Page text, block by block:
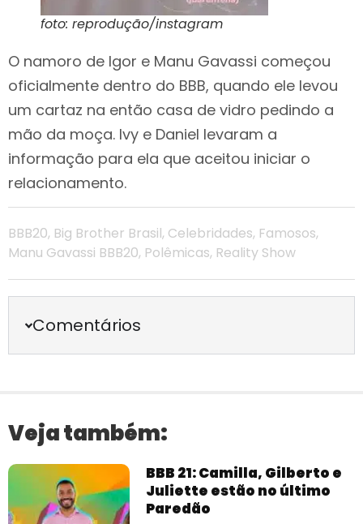
foto: reprodução/instagram
O namoro de Igor e Manu Gavassi começou
oficialmente dentro do BBB, quando ele levou
um cartaz na então casa de vidro pedindo a
mão da moça. Ivy e Daniel levaram a
informação para ela que aceitou iniciar o
relacionamento.
BBB20, Big Brother Brasil, Celebridades, Famosos,
Manu Gavassi BBB20, Polêmicas, Reality Show
Comentários
Veja também:
BBB 21: Camilla, Gilberto e
Juliette estão no último
Paredão